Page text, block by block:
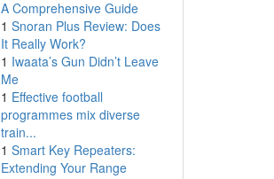
A Comprehensive Guide
1 Snoran Plus Review: Does
It Really Work?
1 Iwaata’s Gun Didn’t Leave
Me
1 Effective football
programmes mix diverse
train...
1 Smart Key Repeaters:
Extending Your Range